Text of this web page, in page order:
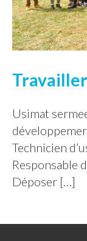
Usimat
Technicien
Responsable
Déposer […]